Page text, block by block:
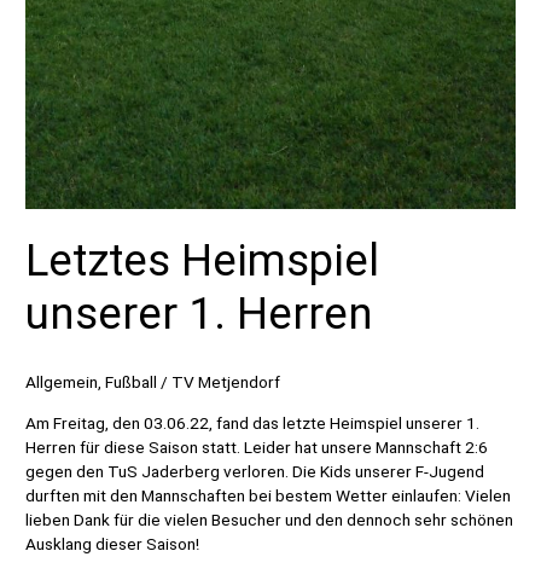
Letztes Heimspiel
unserer 1. Herren
Allgemein,Fußball / TV Metjendorf
Am Freitag, den 03.06.22, fand das letzte Heimspiel unserer 1.
Herren für diese Saison statt. Leider hat unsere Mannschaft 2:6
gegen den TuS Jaderberg verloren. Die Kids unserer F-Jugend
durften mit den Mannschaften bei bestem Wetter einlaufen: Vielen
lieben Dank für die vielen Besucher und den dennoch sehr schönen
Ausklang dieser Saison!